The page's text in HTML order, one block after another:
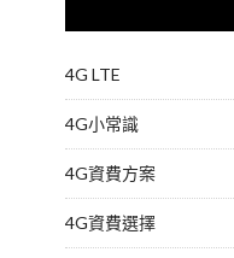
4G LTE
4G小常識
4G資費方案
4G資費選擇